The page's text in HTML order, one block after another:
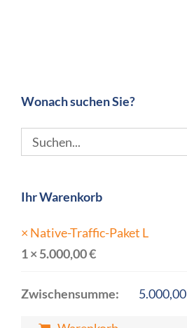
Wonach suchen Sie?
Ihr Warenkorb
× Native-Traffic-Paket L
1 × 5.000,00€
Zwischensumme: 5.000,00